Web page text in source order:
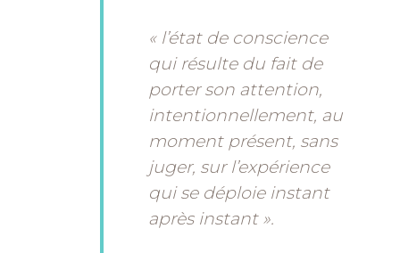
« l’état de conscience
qui résulte du fait de
porter son attention,
intentionnellement, au
moment présent, sans
juger, sur l’expérience
qui se déploie instant
après instant ».